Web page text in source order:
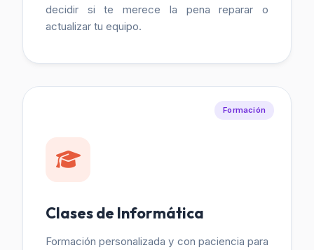
decidir si te merece la pena reparar o
actualizar tu equipo.
Formación
Clases de Informática
Formación personalizada y con paciencia para